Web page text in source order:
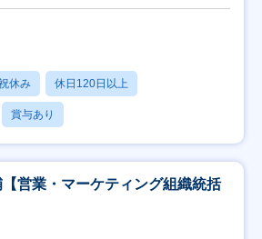
休み 休日120日以上
賞与あり
営業・マーケティング組織統括